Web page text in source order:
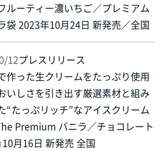
ルーティー濃いちご／プレミアム
袋 2023年10月24日 新発売／全国
12プレスリリース
作った生クリームをたっぷり使用
いしさを引き出す厳選素材と組み
“たっぷリッチ”なアイスクリーム
Premium バニラ／チョコレート
10月16日 新発売 全国